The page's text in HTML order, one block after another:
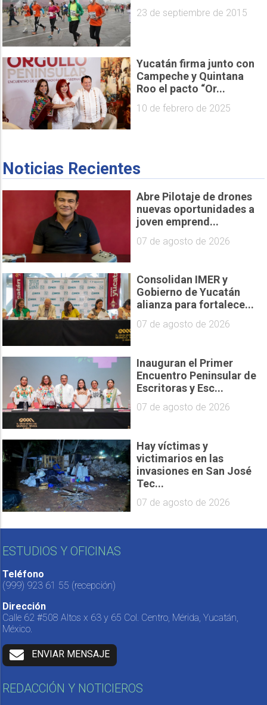
23 de septiembre de 2015
Yucatán firma junto con
Campeche y Quintana
Roo el pacto “Or...
10 de febrero de 2025
Noticias Recientes
Abre Pilotaje de drones
nuevas oportunidades a
joven emprend...
07 de agosto de 2026
Consolidan IMER y
Gobierno de Yucatán
alianza para fortalece...
07 de agosto de 2026
Inauguran el Primer
Encuentro Peninsular de
Escritoras y Esc...
07 de agosto de 2026
Hay víctimas y
victimarios en las
invasiones en San José
Tec...
07 de agosto de 2026
ESTUDIOS Y OFICINAS
Teléfono
(999) 923 61 55 (recepción)
Dirección
Calle 62 #508 Altos x 63 y 65 Col. Centro, Mérida, Yucatán,
México.
ENVIAR MENSAJE
REDACCIÓN Y NOTICIEROS